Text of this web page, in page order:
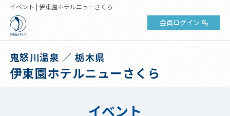
イベント | 伊東園ホテルニューさくら
会員ログイン
鬼怒川温泉 ／ 栃木県
伊東園ホテルニューさくら
イベント